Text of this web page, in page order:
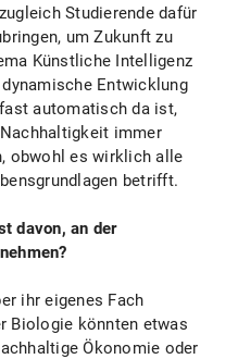
Studierende dafür
um Zukunft zu
Künstliche Intelligenz
Entwicklung
automatisch da ist,
immer
obwohl es wirklich alle
betrifft.
davon, an der
ihr eigenes Fach
Biologie könnten etwas
Ökonomie oder